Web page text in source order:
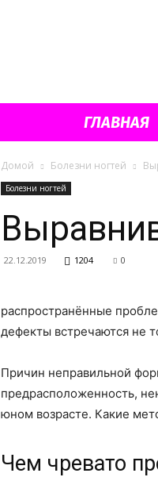
ГЛАВНАЯ
Домой Болезни ногтей
Болезни ногтей
22.12.2019 1204 0
распространённые
дефекты встречаются не
Причин неправильной
предрасположенность,
юном возрасте. Какие
Чем чревато